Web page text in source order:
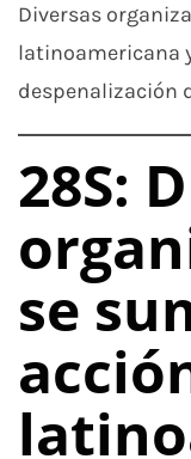
Diversas
latinoamericana
despenalización
28S:
se